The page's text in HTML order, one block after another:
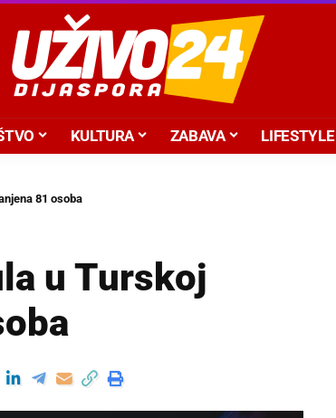
KULTURA ZABAVA LIFESTYLE
81 osoba
u Turskoj